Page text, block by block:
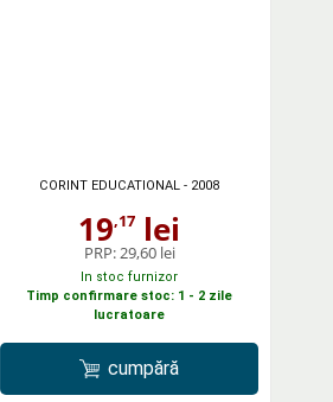
CORINT EDUCATIONAL - 2008
19,17 lei
PRP:29,60 lei
In stoc furnizor
Timp confirmare stoc: 1 - 2 zile
lucratoare
cumpără